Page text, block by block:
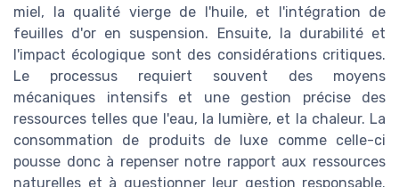
miel, la qualité vierge de l'huile, et l'intégration de
feuilles d'or en suspension. Ensuite, la durabilité et
l'impact écologique sont des considérations critiques.
Le processus requiert souvent des moyens
mécaniques intensifs et une gestion précise des
ressources telles que l'eau, la lumière, et la chaleur. La
consommation de produits de luxe comme celle-ci
pousse donc à repenser notre rapport aux ressources
naturelles et à questionner leur gestion responsable.